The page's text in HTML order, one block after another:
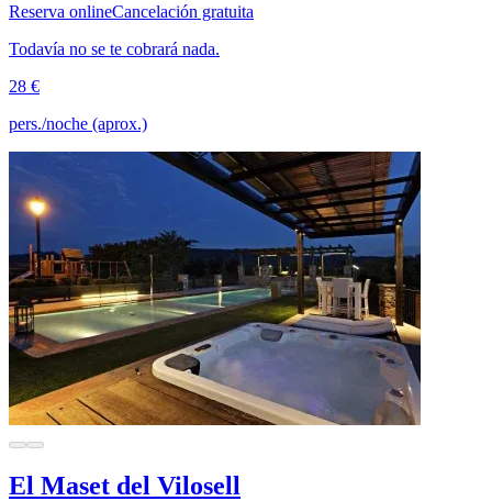
Reserva onlineCancelación gratuita
Todavía no se te cobrará nada.
28 €
pers./noche (aprox.)
El Maset del Vilosell